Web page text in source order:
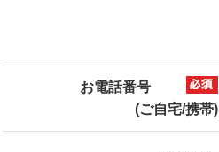
お電話番号
(ご自宅/携帯)